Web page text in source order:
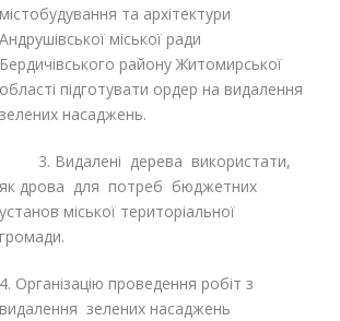
містобудування та архітектури
Андрушівської міської ради
Бердичівського району Житомирської
області підготувати ордер на видалення
зелених насаджень.
3. Видалені дерева використати,
як дрова для потреб бюджетних
установ міської територіальної
громади.
4. Організацію проведення робіт з
видалення зелених насаджень